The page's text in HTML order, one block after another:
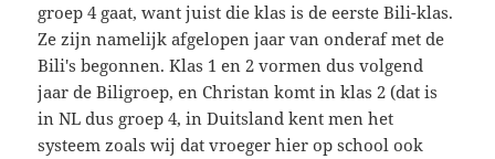
groep 4 gaat, want juist die klas is de eerste Bili-klas.
Ze zijn namelijk afgelopen jaar van onderaf met de
Bili's begonnen. Klas 1 en 2 vormen dus volgend
jaar de Biligroep, en Christan komt in klas 2 (dat is
in NL dus groep 4, in Duitsland kent men het
systeem zoals wij dat vroeger hier op school ook